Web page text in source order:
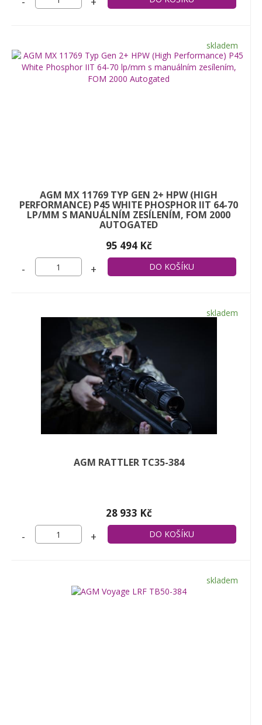
skladem
AGM MX 11769 TYP GEN 2+ HPW (HIGH
PERFORMANCE) P45 WHITE PHOSPHOR IIT 64-70
LP/MM S MANUÁLNÍM ZESÍLENÍM, FOM 2000
AUTOGATED
95 494 Kč
- +
skladem
AGM RATTLER TC35-384
28 933 Kč
- +
skladem